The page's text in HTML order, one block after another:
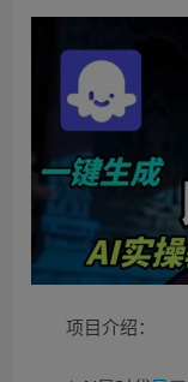
项目介绍：